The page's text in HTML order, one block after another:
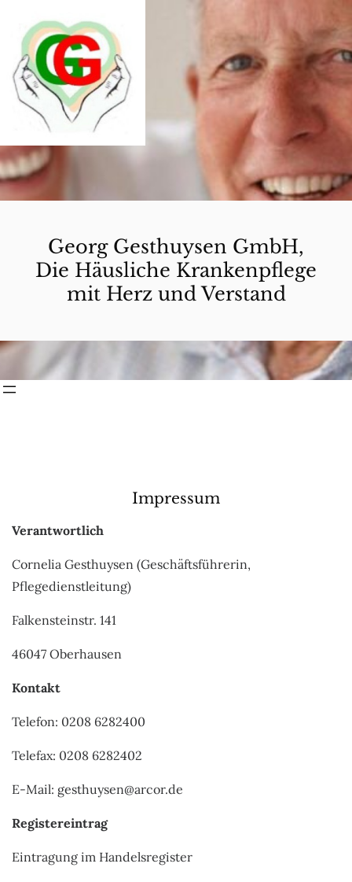
Georg Gesthuysen GmbH,
Die Häusliche Krankenpflege
mit Herz und Verstand
Impressum
Verantwortlich
Cornelia Gesthuysen (Geschäftsführerin,
Pflegedienstleitung)
Falkensteinstr. 141
46047 Oberhausen
Kontakt
Telefon: 0208 6282400
Telefax: 0208 6282402
E-Mail: gesthuysen@arcor.de
Registereintrag
Eintragung im Handelsregister